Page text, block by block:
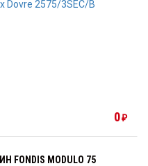
0₽
MODULO 75